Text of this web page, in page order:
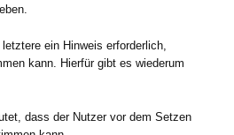
ein Hinweis erforderlich,
kann. Hierfür gibt es wiederum
dass der Nutzer vor dem Setzen